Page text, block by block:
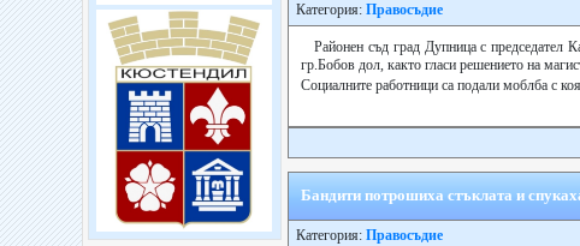
Категория: Правосъдие
Районен съд град Дупница с председател
гр.Бобов дол, както гласи решението на
Социалните работници са подали моблба с
Бандити потрошиха стъклата и
Категория: Правосъдие